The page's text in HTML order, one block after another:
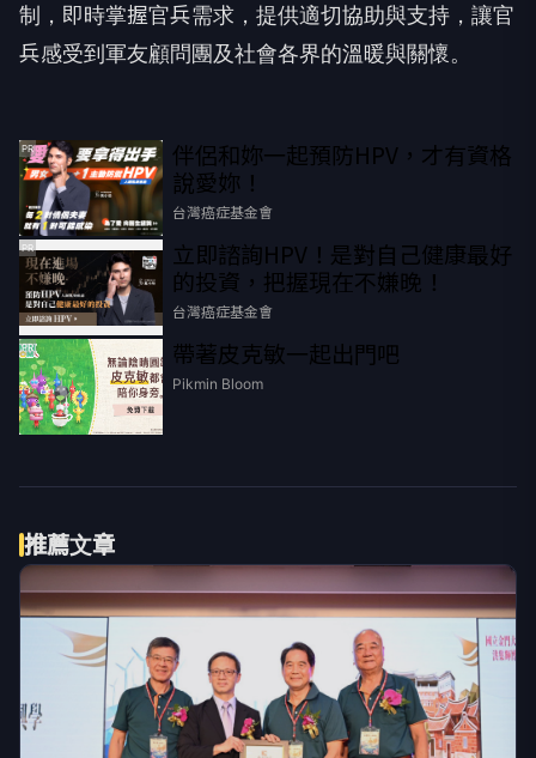
制，即時掌握官兵需求，提供適切協助與支持，讓官
兵感受到軍友顧問團及社會各界的溫暖與關懷。
PR
伴侶和妳一起預防HPV，才有資格
說愛妳！
台灣癌症基金會
PR
立即諮詢HPV！是對自己健康最好
的投資，把握現在不嫌晚！
台灣癌症基金會
PR 帶著皮克敏一起出門吧
Pikmin Bloom
推薦文章